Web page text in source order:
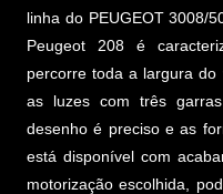
linha do PEUGEOT 3008/
Peugeot 208 é
percorre toda a largura
as luzes com três
desenho é preciso e as
está disponível com
motorização escolhida,